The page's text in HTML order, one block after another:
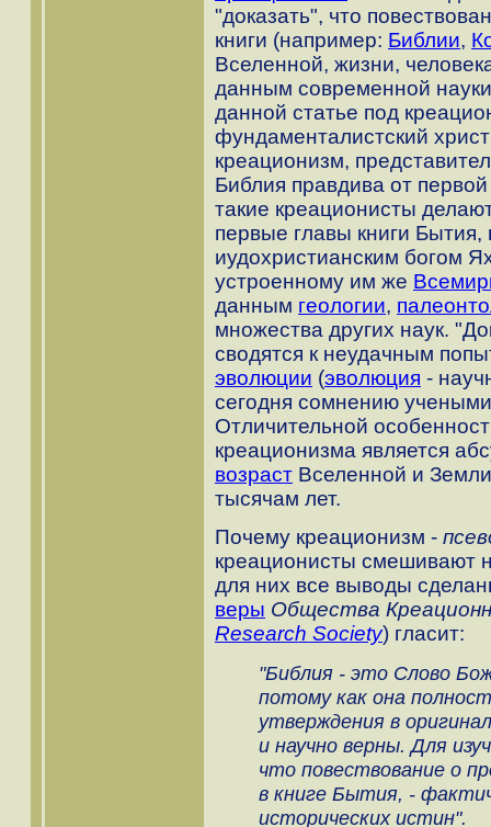
"доказать", что
книги (например: Библии,
Вселенной, жизни,
данным современной
данной статье под
фундаменталистский
креационизм,
Библия правдива от
такие креационисты
первые главы книги
иудохристианским богом
устроенному им же
данным геологии,
множества других наук.
сводятся к неудачным
эволюции (эволюция -
сегодня сомнению
Отличительной
креационизма является
возраст Вселенной и
тысячам лет.
Почему креационизм -
креационисты смешивают
для них все выводы
веры Общества
Research Society) гласит:
"Библия - это Слово
потому как она
утверждения в
и научно верны. Для
что повествование о
в книге Бытия, -
исторических истин".